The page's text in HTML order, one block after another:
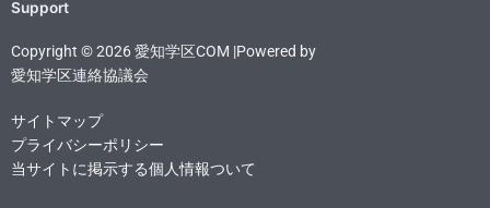
Support
Copyright © 2026 愛知学区COM |Powered by
愛知学区連絡協議会
サイトマップ
プライバシーポリシー
当サイトに掲示する個人情報ついて